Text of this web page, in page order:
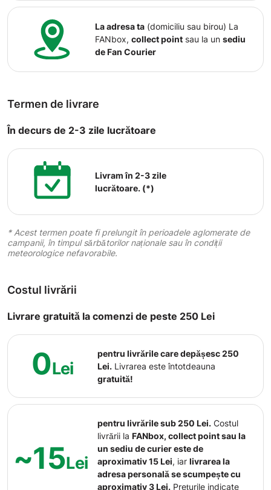
La adresa ta (domiciliu sau birou) La
FANbox, collect point sau la un sediu
de Fan Courier
Termen de livrare
În decurs de 2-3 zile lucrătoare
Livram în 2-3 zile
lucrătoare. (*)
* Acest termen poate fi prelungit în perioadele aglomerate de
campanii, în timpul sărbătorilor naționale sau în condiții
meteorologice nefavorabile.
Costul livrării
Livrare gratuită la comenzi de peste 250 Lei
0Lei
pentru livrările care depășesc 250
Lei. Livrarea este întotdeauna
gratuită!
~15Lei
pentru livrările sub 250 Lei. Costul
livrării la FANbox, collect point sau la
un sediu de curier este de
aproximativ 15 Lei, iar livrarea la
adresa personală se scumpește cu
aproximativ 3 Lei. Prețurile indicate